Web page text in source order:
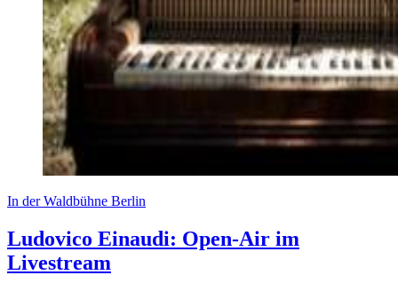
In der Waldbühne Berlin
Ludovico Einaudi: Open-Air im
Livestream